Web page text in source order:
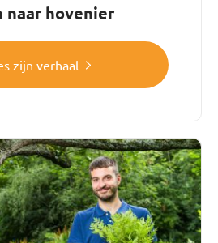
naar hovenier
zijn verhaal